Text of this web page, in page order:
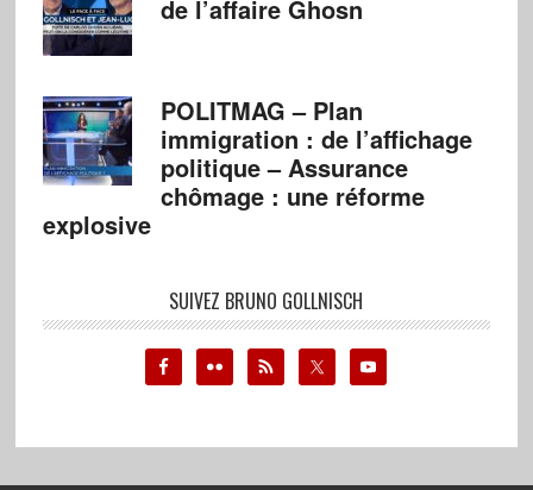
de l’affaire Ghosn
POLITMAG – Plan
immigration : de l’affichage
politique – Assurance
chômage : une réforme
explosive
SUIVEZ BRUNO GOLLNISCH